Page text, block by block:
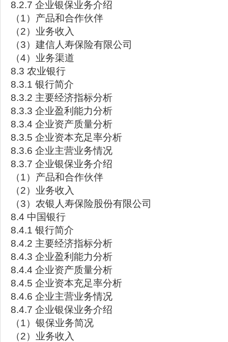
8.2.7 企业银保业务介绍
（1）产品和合作伙伴
（2）业务收入
（3）建信人寿保险有限公司
（4）业务渠道
8.3 农业银行
8.3.1 银行简介
8.3.2 主要经济指标分析
8.3.3 企业盈利能力分析
8.3.4 企业资产质量分析
8.3.5 企业资本充足率分析
8.3.6 企业主营业务情况
8.3.7 企业银保业务介绍
（1）产品和合作伙伴
（2）业务收入
（3）农银人寿保险股份有限公司
8.4 中国银行
8.4.1 银行简介
8.4.2 主要经济指标分析
8.4.3 企业盈利能力分析
8.4.4 企业资产质量分析
8.4.5 企业资本充足率分析
8.4.6 企业主营业务情况
8.4.7 企业银保业务介绍
（1）银保业务简况
（2）业务收入